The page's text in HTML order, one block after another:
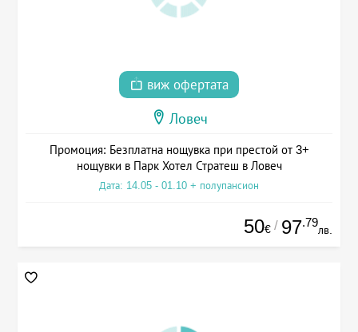
виж офертата
Ловеч
Промоция: Безплатна нощувка при престой от 3+
нощувки в Парк Хотел Стратеш в Ловеч
Дата: 14.05 - 01.10 + полупансион
50€ / 97.79
лв.